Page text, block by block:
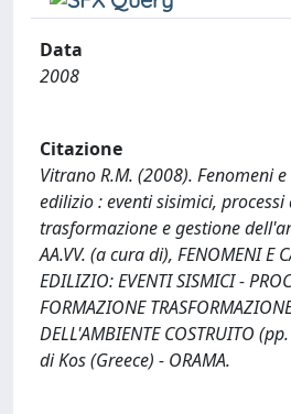
Data
2008
Citazione
Vitrano R.M. (2008). Fenomeni
edilizio : eventi sisimici,
trasformazione e gestione
AA.VV. (a cura di), FENOMENI E
EDILIZIO: EVENTI SISMICI -
FORMAZIONE
DELL'AMBIENTE COSTRUITO
di Kos (Greece) - ORAMA.